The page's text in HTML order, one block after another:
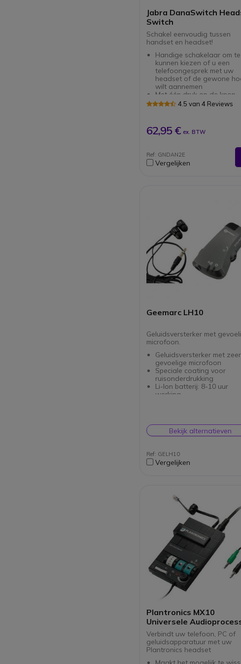
Jabra DanaSwitch
Switch
Schakel eenvoudig tussen
handset en headset!
Handige schakelaar om te
kunnen kiezen of u een
telefoongesprek met uw
headset of de gewone
wilt aannemen
Met één druk op de knop
schakelen tussen uw
4.5 van 4 Reviews
62,95 € ex. BTW
Ref: GNDAN2E
Vergelijken
Geemarc LH10
Geluidsversterker met
microfoon.
Geluidsversterker met zeer
gevoelige microfoon
Speciale coating voor
ruisonderdrukking
Li-Ion batterij: 8-10 uur
werking
Bekijk alternatieven
Ref: GELH10
Vergelijken
Plantronics MX10
Universele
Verbindt uw telefoon, PC of
geluidsapparatuur met uw
Plantronics headset